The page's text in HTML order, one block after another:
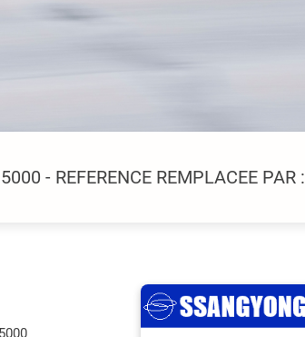
- REFERENCE REMPLACEE PAR :